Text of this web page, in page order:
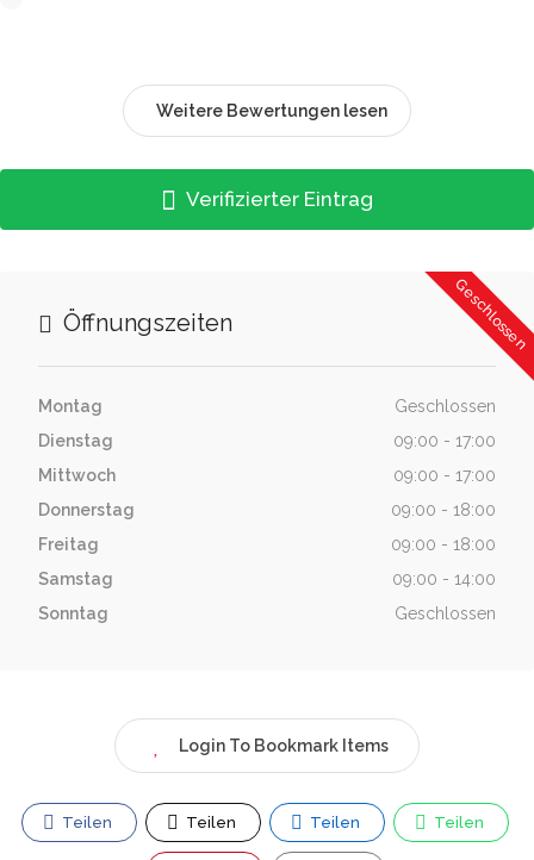
Weitere Bewertungen lesen
Verifizierter Eintrag
Geschlossen
Öffnungszeiten
Montag
Geschlossen
Dienstag
09:00 - 17:00
Mittwoch
09:00 - 17:00
Donnerstag
09:00 - 18:00
Freitag
09:00 - 18:00
Samstag
09:00 - 14:00
Sonntag
Geschlossen
Login To Bookmark Items
Teilen Teilen Teilen Teilen